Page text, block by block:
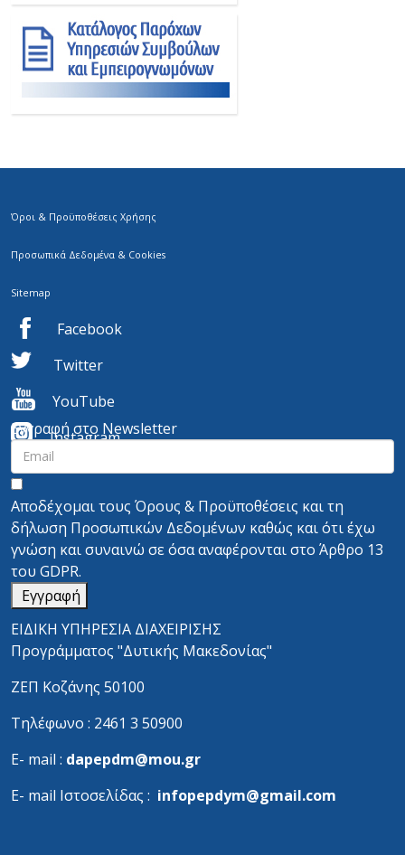
Όροι & Προϋποθέσεις Χρήσης
Προσωπικά Δεδομένα & Cookies
Sitemap
Facebook
Twitter
YouTube
Instagram
Εγγραφή στο Newsletter
Αποδέχομαι τους Όρους & Προϋποθέσεις και τη
δήλωση Προσωπικών Δεδομένων καθώς και ότι έχω
γνώση και συναινώ σε όσα αναφέρονται στο Άρθρο 13
του GDPR.
Εγγραφή
ΕΙΔΙΚΗ ΥΠΗΡΕΣΙΑ ΔΙΑΧΕΙΡΙΣΗΣ
Προγράμματος "Δυτικής Μακεδονίας"
ΖΕΠ Κοζάνης 50100
Τηλέφωνο : 2461 3 50900
Ε- mail : dapepdm@mou.gr
Ε- mail Ιστοσελίδας : infopepdym@gmail.com